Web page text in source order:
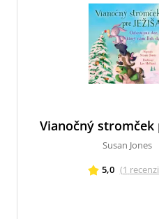
Vianočný stromček
Susan Jones
5,0 (1